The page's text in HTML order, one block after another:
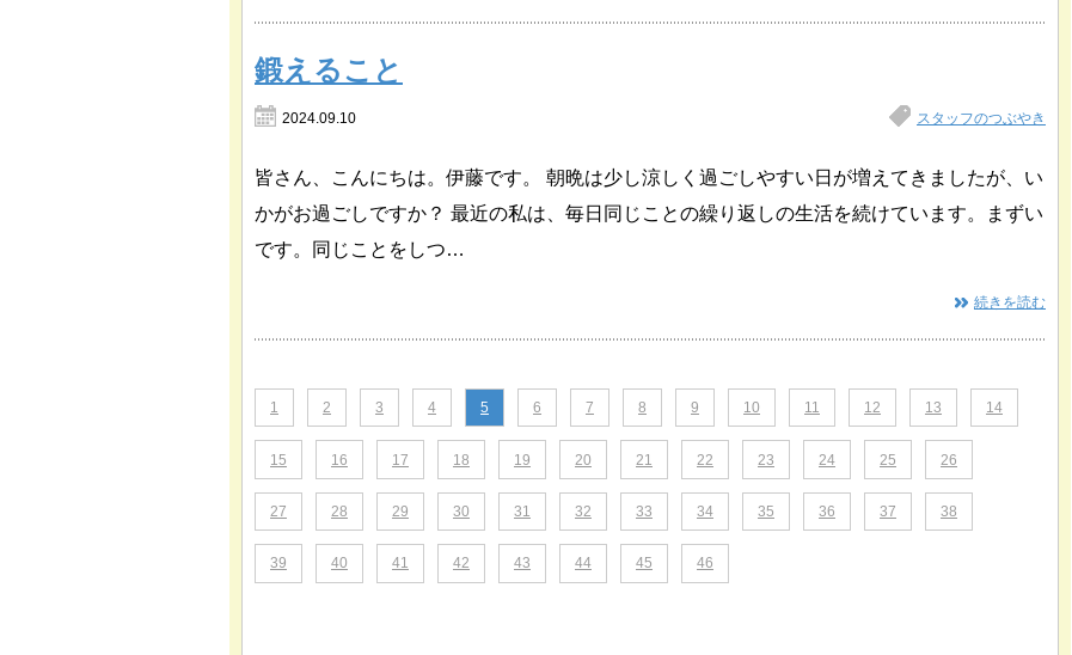
鍛えること
2024.09.10 スタッフのつぶやき
皆さん、こんにちは。伊藤です。 朝晩は少し涼しく過ごしやすい日が増えてきましたが、い
かがお過ごしですか？ 最近の私は、毎日同じことの繰り返しの生活を続けています。まずい
です。同じことをしつ…
続きを読む
1 2 3 4 5 6 7 8 9 10 11 12 13 14
15 16 17 18 19 20 21 22 23 24 25 26
27 28 29 30 31 32 33 34 35 36 37 38
39 40 41 42 43 44 45 46